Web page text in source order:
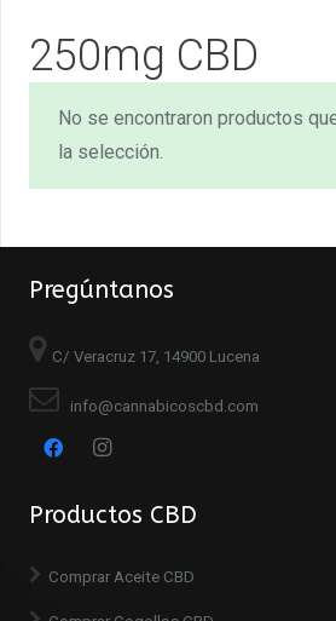
250mg CBD
No se encontraron productos
la selección.
Pregúntanos
C/ Veracruz 17, 14900 Lucena
info@cannabicoscbd.com
Productos CBD
Comprar Aceite CBD